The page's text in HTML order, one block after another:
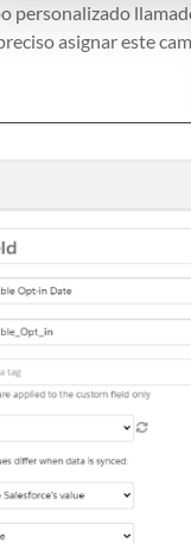
personalizado
asignar este